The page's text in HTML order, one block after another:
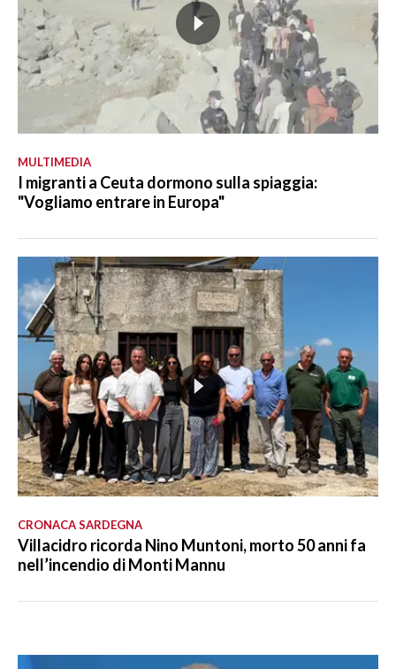
MULTIMEDIA
I migranti a Ceuta dormono sulla spiaggia:
"Vogliamo entrare in Europa"
CRONACA SARDEGNA
Villacidro ricorda Nino Muntoni, morto 50 anni fa
nell’incendio di Monti Mannu